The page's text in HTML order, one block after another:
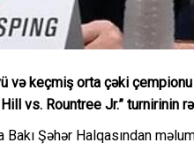
və keçmiş orta çəki
vs. Rountree Jr.” turnirinin
Bakı Şəhər Halqasından